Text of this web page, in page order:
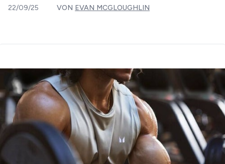
22/09/25 VON EVAN MCGLOUGHLIN